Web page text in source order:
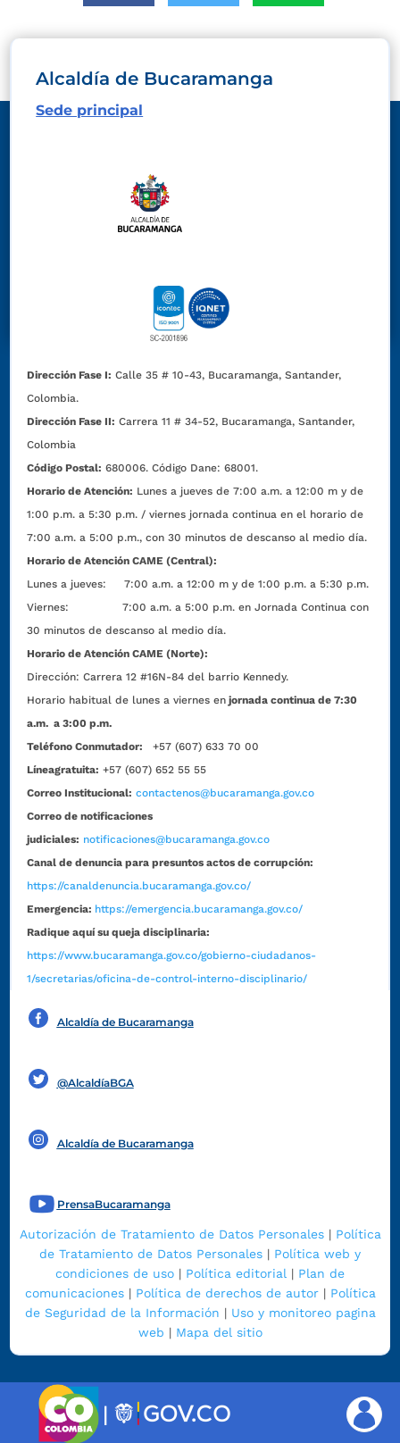
Alcaldía de Bucaramanga
Sede principal
Dirección Fase I: Calle 35 # 10-43, Bucaramanga, Santander,
Colombia.
Dirección Fase II: Carrera 11 # 34-52, Bucaramanga, Santander,
Colombia
Código Postal: 680006. Código Dane: 68001.
Horario de Atención: Lunes a jueves de 7:00 a.m. a 12:00 m y de
1:00 p.m. a 5:30 p.m. / viernes jornada continua en el horario de
7:00 a.m. a 5:00 p.m., con 30 minutos de descanso al medio día.
Horario de Atención CAME (Central):
Lunes a jueves: 7:00 a.m. a 12:00 m y de 1:00 p.m. a 5:30 p.m.
Viernes: 7:00 a.m. a 5:00 p.m. en Jornada Continua con
30 minutos de descanso al medio día.
Horario de Atención CAME (Norte):
Dirección:Carrera 12 #16N-84 del barrio Kennedy.
Horario habitual de lunes a viernes en jornada continua de 7:30
a.m. a 3:00 p.m.
Teléfono Conmutador:
+57 (607) 633 70 00
Líneagratuita: +57 (607) 652 55 55
Correo Institucional: contactenos@bucaramanga.gov.co
Correo de notificaciones
judiciales: notificaciones@bucaramanga.gov.co
Canal de denuncia para presuntos actos de corrupción:
https://canaldenuncia.bucaramanga.gov.co/
Emergencia: https://emergencia.bucaramanga.gov.co/
Radique aquí su queja disciplinaria:
https://www.bucaramanga.gov.co/gobierno-ciudadanos-
1/secretarias/oficina-de-control-interno-disciplinario/
Alcaldía de Bucaramanga
@AlcaldíaBGA
Alcaldía de Bucaramanga
PrensaBucaramanga
Autorización de Tratamiento de Datos Personales| Política
de Tratamiento de Datos Personales | Política web y
condiciones de uso | Política editorial | Plan de
comunicaciones| Política de derechos de autor| Política
de Seguridad de la Información | Uso y monitoreo pagina
web | Mapa del sitio
|